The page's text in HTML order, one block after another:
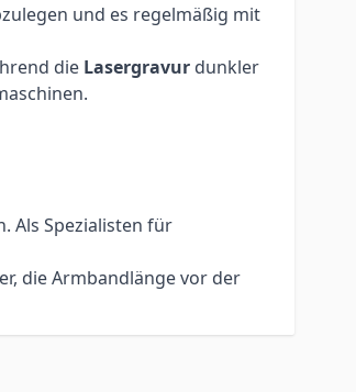
und es regelmäßig mit
die Lasergravur dunkler
Als Spezialisten für
die Armbandlänge vor der